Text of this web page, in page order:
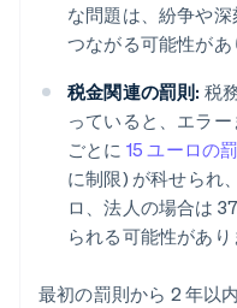
な問題は、紛争や
つながる可能性があ
税金関連の罰則: 税
っていると、エラ
ごとに 15 ユーロの
に制限) が科せられ
ロ、法人の場合は
られる可能性があり
最初の罰則から 2 年以